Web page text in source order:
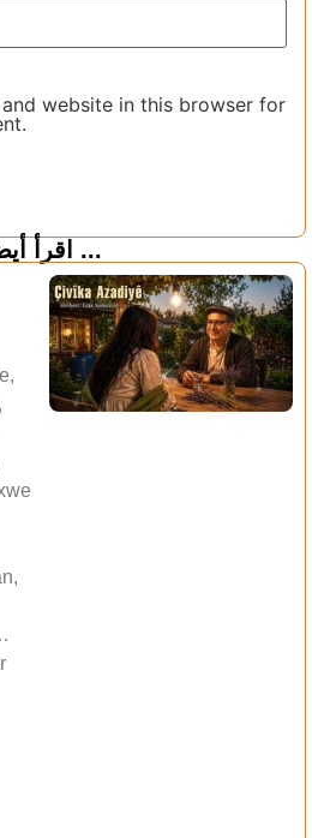
and website in this browser for
اقرأ أيضاً ...